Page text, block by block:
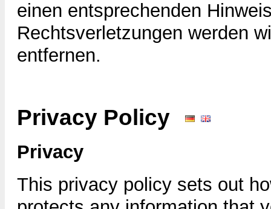
einen entsprechenden
Rechtsverletzungen werden
entfernen.
Privacy Policy
Privacy
This privacy policy sets out